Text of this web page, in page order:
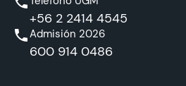
+56 2 2414 4545
Admisión 2026
600 914 0486